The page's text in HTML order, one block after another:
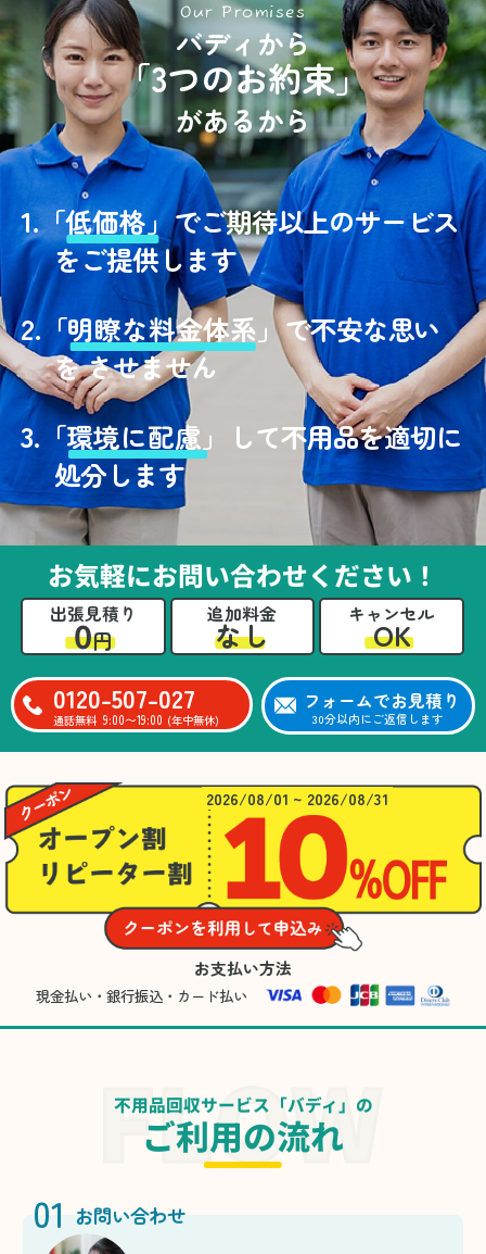
Our Promises
バディから
「3つのお約束」
があるから
1.「低価格」でご期待以上のサービス
をご提供します
2.「明瞭な料金体系」で不安な思い
を させません
3. 「環境に配慮」
して不用品を適切に
処分します
お気軽にお問い合わせください！
出張見積り
0円
追加料金
なし
キャンセル
OK
0120-507-027
通話無料 9:00〜19:00 (年中無休)
フォームでお見積り
30分以内にご返信します
2026/08/01 ~ 2026/08/31
お支払い方法
現金払い・銀行振込・カード払い
不用品回収サービス「バディ」の
ご利用の流れ
01 お問い合わせ